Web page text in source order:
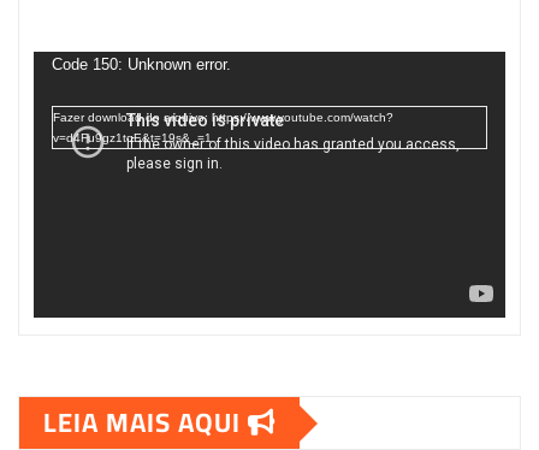
deCode 150: Unknown error.
Fazer download do arquivo: https://www.youtube.com/watch?
v=d4Fu9gz1tqE&t=19s&_=1
LEIA MAIS AQUI